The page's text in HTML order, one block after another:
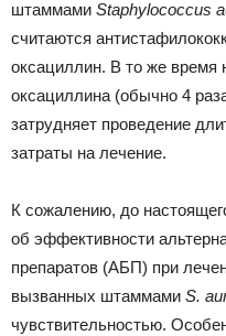
штаммами Staphylococcus
считаются
оксациллин. В то же время
оксациллина (обычно 4
затрудняет проведение
затраты на лечение.
К сожалению, до
об эффективности
препаратов (АБП) при
вызванных штаммами S.
чувствительностью.